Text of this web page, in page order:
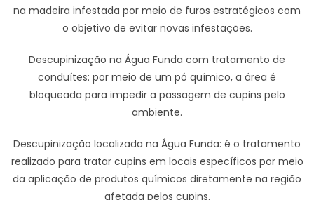
na madeira infestada por meio de furos estratégicos com
o objetivo de evitar novas infestações.
Descupinização na Água Funda com tratamento de
conduítes: por meio de um pó químico, a área é
bloqueada para impedir a passagem de cupins pelo
ambiente.
Descupinização localizada na Água Funda: é o tratamento
realizado para tratar cupins em locais específicos por meio
da aplicação de produtos químicos diretamente na região
afetada pelos cupins.